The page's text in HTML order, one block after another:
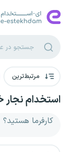
مرتبط‌ترین
استخدام نجار
کارفرما هستید؟